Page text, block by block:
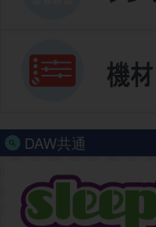
DAW共通